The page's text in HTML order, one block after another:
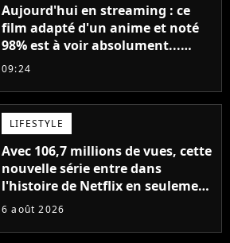
Aujourd'hui en streaming : ce
film adapté d'un anime et noté
98% est à voir absolument...
sinon vous ne comprendrez plus
09:24
LIFESTYLE
Avec 106,7 millions de vues, cette
nouvelle série entre dans
l'histoire de Netflix en seulement
48 jours
6 août 2026